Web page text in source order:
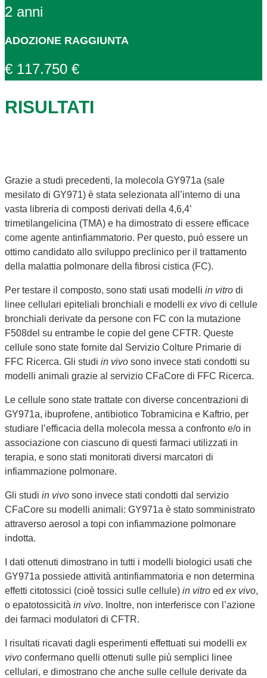
2 anni
ADOZIONE RAGGIUNTA
€ 117.750 €
RISULTATI
Grazie a studi precedenti, la molecola GY971a (sale
mesilato di GY971) è stata selezionata all’interno di una
vasta libreria di composti derivati della 4,6,4’
trimetilangelicina (TMA) e ha dimostrato di essere efficace
come agente antinfiammatorio. Per questo, può essere un
ottimo candidato allo sviluppo preclinico per il trattamento
della malattia polmonare della fibrosi cistica (FC).
Per testare il composto, sono stati usati modelli in vitro di
linee cellulari epiteliali bronchiali e modelli ex vivo di cellule
bronchiali derivate da persone con FC con la mutazione
F508del su entrambe le copie del gene CFTR. Queste
cellule sono state fornite dal Servizio Colture Primarie di
FFC Ricerca. Gli studi in vivo sono invece stati condotti su
modelli animali grazie al servizio CFaCore di FFC Ricerca.
Le cellule sono state trattate con diverse concentrazioni di
GY971a, ibuprofene, antibiotico Tobramicina e Kaftrio, per
studiare l’efficacia della molecola messa a confronto e/o in
associazione con ciascuno di questi farmaci utilizzati in
terapia, e sono stati monitorati diversi marcatori di
infiammazione polmonare.
Gli studi in vivo sono invece stati condotti dal servizio
CFaCore su modelli animali: GY971a è stato somministrato
attraverso aerosol a topi con infiammazione polmonare
indotta.
I dati ottenuti dimostrano in tutti i modelli biologici usati che
GY971a possiede attività antinfiammatoria e non determina
effetti citotossici (cioè tossici sulle cellule) in vitro ed ex vivo,
o epatotossicità in vivo. Inoltre, non interferisce con l’azione
dei farmaci modulatori di CFTR.
I risultati ricavati dagli esperimenti effettuati sui modelli ex
vivo confermano quelli ottenuti sulle più semplici linee
cellulari, e dimostrano che anche sulle cellule derivate da